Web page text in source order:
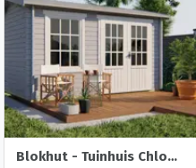
Blokhut - Tuinhuis Chloe | 40 mm | vuren onbehandeld